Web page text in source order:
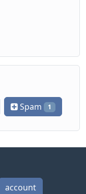
Spam 1
account